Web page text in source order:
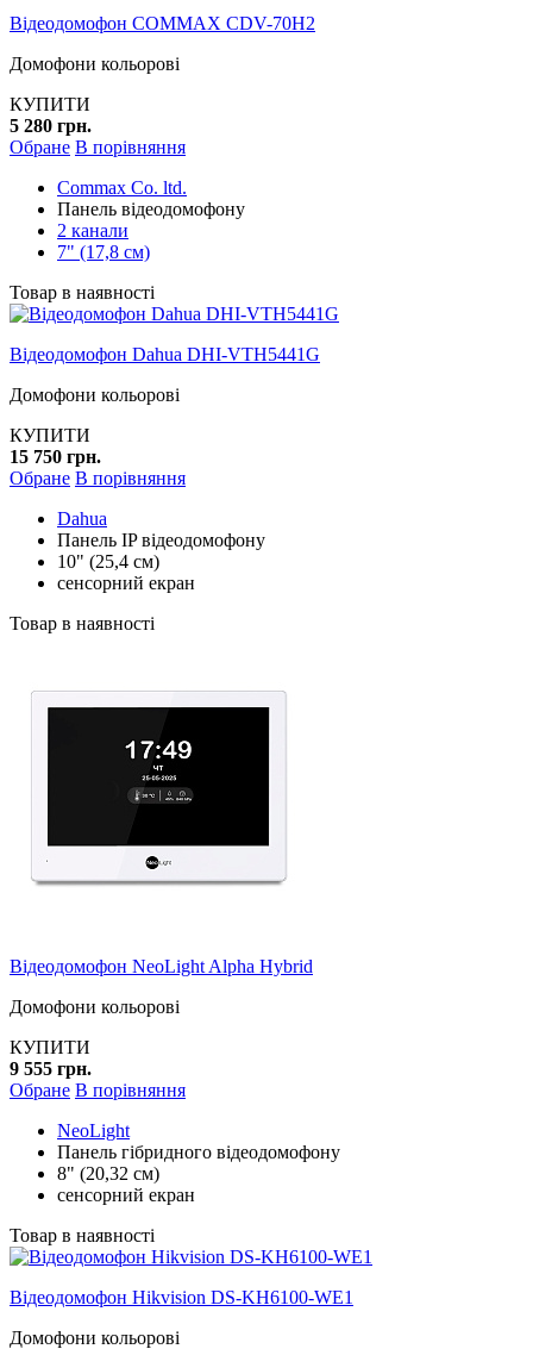
Відеодомофон COMMAX CDV-70H2
Домофони кольорові
КУПИТИ
5 280 грн.
Обране В порівняння
Commax Co. ltd.
Панель відеодомофону
2 канали
7" (17,8 см)
Товар в наявності
Відеодомофон Dahua DHI-VTH5441G
Домофони кольорові
КУПИТИ
15 750 грн.
Обране В порівняння
Dahua
Панель IP відеодомофону
10" (25,4 см)
сенсорний екран
Товар в наявності
Відеодомофон NeoLight Alpha Hybrid
Домофони кольорові
КУПИТИ
9 555 грн.
Обране В порівняння
NeoLight
Панель гібридного відеодомофону
8" (20,32 см)
сенсорний екран
Товар в наявності
Відеодомофон Hikvision DS-KH6100-WE1
Домофони кольорові